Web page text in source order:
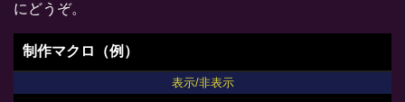
にどうぞ。
制作マクロ（例）
表示/非表示